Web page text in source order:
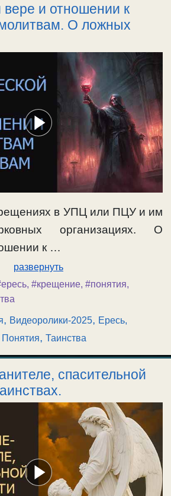
вере и отношении к
О ложных
в УПЦ или ПЦУ и им
организациях. О
к …
развернуть
, #крещение, #понятия,
, Видеоролики-2025, Ересь,
Понятия, Таинства
спасительной